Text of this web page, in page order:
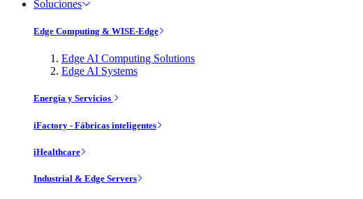
Soluciones
Edge Computing & WISE-Edge
Edge AI Computing Solutions
Edge AI Systems
Energía y Servicios
iFactory - Fábricas inteligentes
iHealthcare
Industrial & Edge Servers